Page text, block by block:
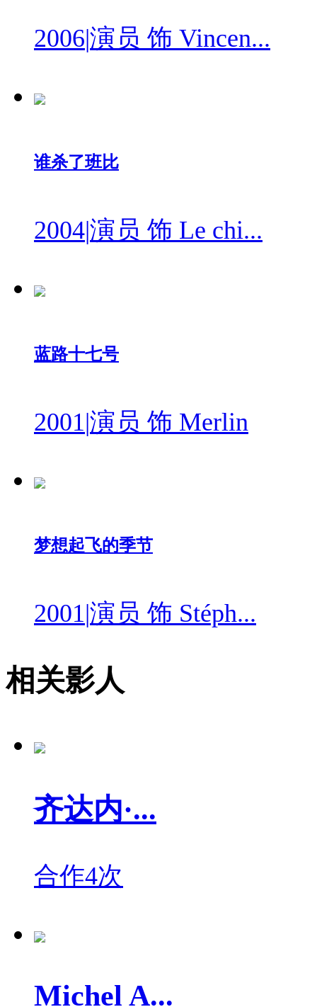
2006|演员 饰 Vincen...
谁杀了班比
2004|演员 饰 Le chi...
蓝路十七号
2001|演员 饰 Merlin
梦想起飞的季节
2001|演员 饰 Stéph...
相关影人
齐达内·...
合作4次
Michel A...